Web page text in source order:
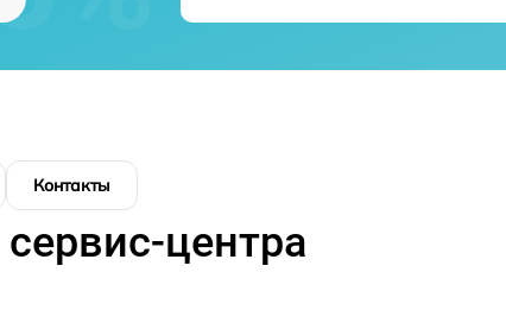
Контакты
центра